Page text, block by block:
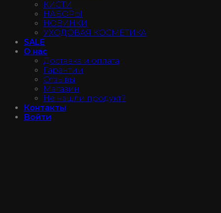
КИСТИ
НАБОРЫ
НОВИНКИ
УХОДОВАЯ КОСМЕТИКА
SALE
О нас
Доставка и оплата
Гарантии
Отзывы
Магазин
Не нашли продукт?
Контакты
Войти